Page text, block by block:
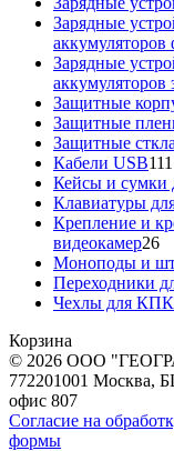
Зарядные
аккумуляторов
Зарядные
аккумуляторов
Защитные
Защитные
Защитные
Кабели USB111
Кейсы и сумки
Клавиатуры
Крепление и
видеокамер2626
Моноподы и
Переходники
Чехлы для КПК
Корзина
© 2026 ООО
772201001 Москва,
офис 807
Согласие на
формы